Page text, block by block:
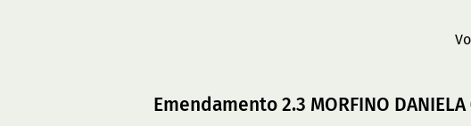
Emendamento 2.3 MORFINO DANIELA